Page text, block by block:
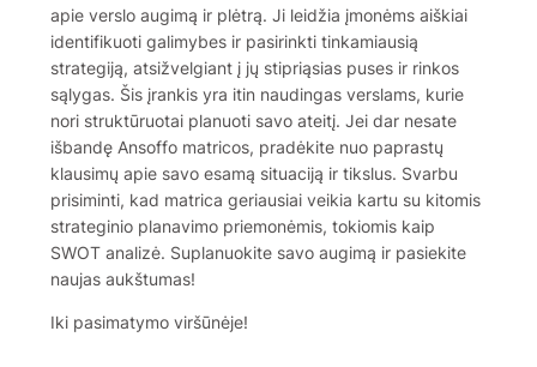
apie verslo augimą ir plėtrą. Ji leidžia įmonėms aiškiai
identifikuoti galimybes ir pasirinkti tinkamiausią
strategiją, atsižvelgiant į jų stipriąsias puses ir rinkos
sąlygas. Šis įrankis yra itin naudingas verslams, kurie
nori struktūruotai planuoti savo ateitį. Jei dar nesate
išbandę Ansoffo matricos, pradėkite nuo paprastų
klausimų apie savo esamą situaciją ir tikslus. Svarbu
prisiminti, kad matrica geriausiai veikia kartu su kitomis
strateginio planavimo priemonėmis, tokiomis kaip
SWOT analizė. Suplanuokite savo augimą ir pasiekite
naujas aukštumas!
Iki pasimatymo viršūnėje!